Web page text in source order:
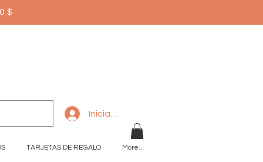
Iniciar sesión
TARJETAS DE REGALO More...